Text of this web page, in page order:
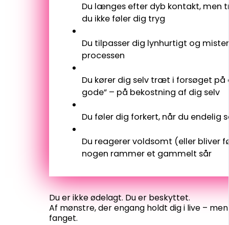
Du længes efter dyb kontakt, men
du ikke føler dig tryg
Du tilpasser dig lynhurtigt og
processen
Du kører dig selv træt i forsøget
gode” – på bekostning af dig selv
Du føler dig forkert, når du
Du reagerer voldsomt (eller bliver
nogen rammer et gammelt sår
Du er ikke ødelagt. Du er beskyttet.
Af mønstre, der engang holdt dig i live –
fanget.